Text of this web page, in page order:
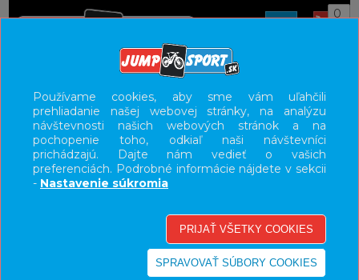
0
UŽÍVATEĽSKÝ PANEL
KATEGÓRIE
bicykle
oblečenie
Používame cookies, aby sme vám uľahčili
prehliadanie našej webovej stránky, na analýzu
návštevnosti našich webových stránok a na
pochopenie toho, odkiaľ naši návštevníci
prichádzajú. Dajte nám vedieť o vašich
preferenciách. Podrobné informácie nájdete v sekcii
- Nastavenie súkromia